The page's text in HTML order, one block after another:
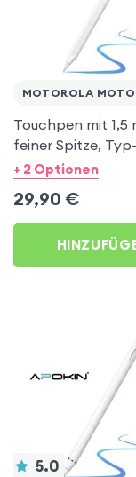
MOTOROLA MOTO
Touchpen mit 1,5
feiner Spitze,
Aufladung -
+ 2 Optionen
29,90 €
5.0